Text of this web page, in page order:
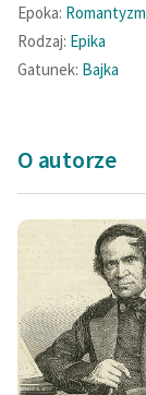
Epoka: Romantyzm
Rodzaj: Epika
Gatunek: Bajka
O autorze